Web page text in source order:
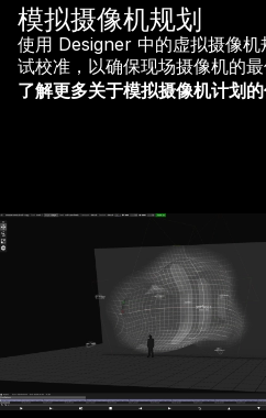
模拟摄像机规划
使用 Designer 中的虚拟摄像
试校准，以确保现场摄像机的最
了解更多关于模拟摄像机计划